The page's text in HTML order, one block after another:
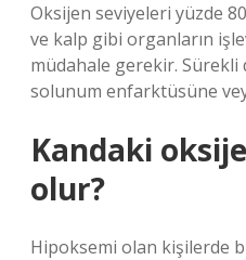
Oksijen seviyeleri yüzde
ve kalp gibi organların
müdahale gerekir.
solunum enfarktüsüne
Kandaki
olur?
Hipoksemi olan kişilerde